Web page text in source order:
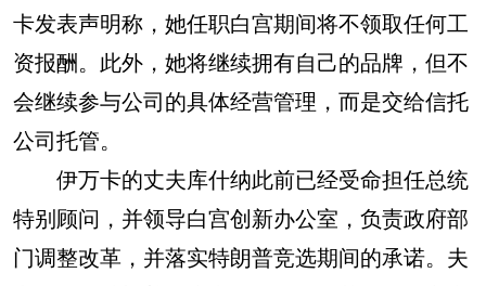
卡发表声明称，她任职白宫期间将不领取任何工
资报酬。此外，她将继续拥有自己的品牌，但不
会继续参与公司的具体经营管理，而是交给信托
公司托管。
伊万卡的丈夫库什纳此前已经受命担任总统
特别顾问，并领导白宫创新办公室，负责政府部
门调整改革，并落实特朗普竞选期间的承诺。夫